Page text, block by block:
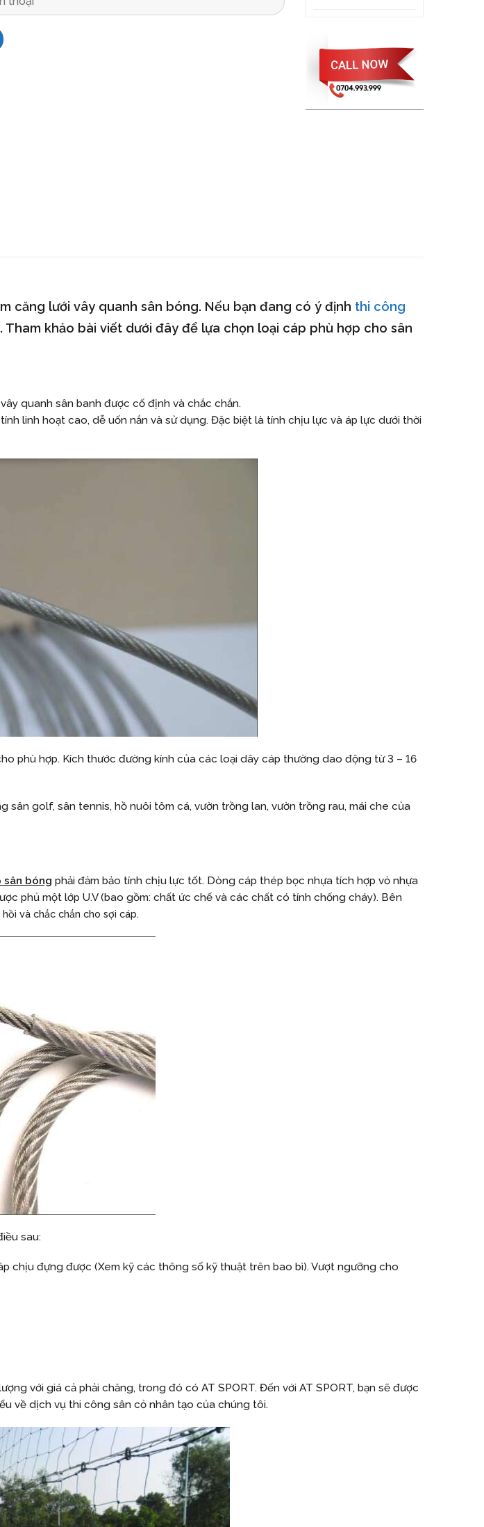
căng lưới vây quanh sân bóng. Nếu bạn đang có ý định thi công
khảo bài viết dưới đây để lựa chọn loại cáp phù hợp cho sân
quanh sân banh được cố định và chắc chắn.
linh hoạt cao, dễ uốn nắn và sử dụng. Đặc biệt là tính chịu lực và áp lực dưới thời
phù hợp. Kích thước đường kính của các loại dây cáp thường dao động từ 3 – 16
golf, sân tennis, hồ nuôi tôm cá, vườn trồng lan, vườn trồng rau, mái che của
sân bóng phải đảm bảo tính chịu lực tốt. Dòng cáp thép bọc nhựa tích hợp vỏ nhựa
phủ một lớp U.V (bao gồm: chất ức chế và các chất có tính chống cháy). Bên
và chắc chắn cho sợi cáp.
sau:
chịu đựng được (Xem kỹ các thông số kỹ thuật trên bao bì). Vượt ngưỡng cho
với giá cả phải chăng, trong đó có AT SPORT. Đến với AT SPORT, bạn sẽ được
về dịch vụ thi công sân cỏ nhân tạo của chúng tôi.